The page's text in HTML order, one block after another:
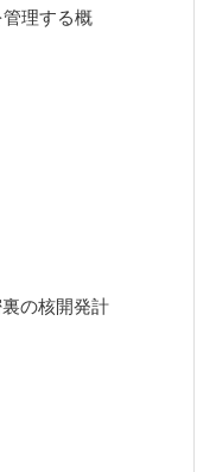
理する概
裏の核開発計